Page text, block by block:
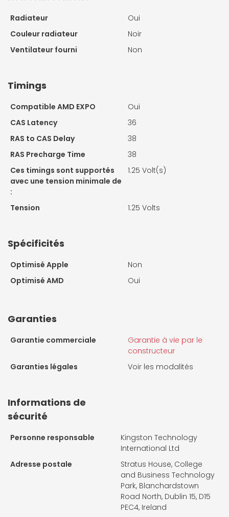
Radiateur
Oui
Couleur radiateur
Noir
Ventilateur fourni
Non
Timings
Compatible AMD EXPO
Oui
CAS Latency
36
RAS to CAS Delay
38
RAS Precharge Time
38
Ces timings sont supportés
avec une tension minimale de
:
1.25 Volt(s)
Tension 1.25 Volts
Spécificités
Optimisé Apple
Non
Optimisé AMD
Oui
Garanties
Garantie commerciale
Garantie à vie par le
constructeur
Garanties légales
Voir les modalités
Informations de
sécurité
Personne responsable
Kingston Technology
International Ltd
Adresse postale
Stratus House, College
and Business Technology
Park, Blanchardstown
Road North, Dublin 15, D15
PEC4, Ireland